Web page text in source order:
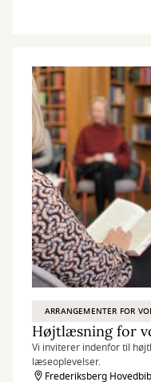
ARRANGEMENTER FOR
Højtlæsning for
Vi inviterer indenfor til
læseoplevelser.
Frederiksberg